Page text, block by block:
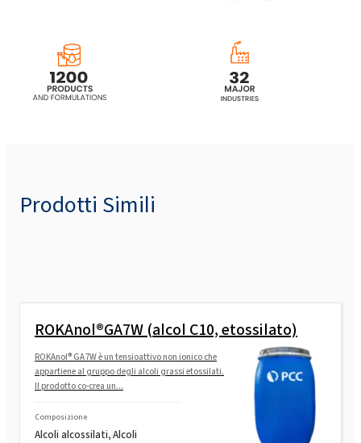
Prodotti Simili
ROKAnol®GA7W (alcol C10, etossilato)
ROKAnol® GA7W è un tensioattivo non ionico che
appartiene al gruppo degli alcoli grassi etossilati.
Il prodotto co-crea un...
Composizione
Alcoli alcossilati, Alcoli